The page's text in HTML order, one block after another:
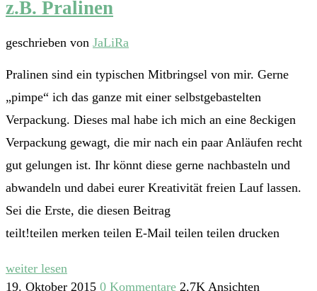
z.B. Pralinen
geschrieben von JaLiRa
Pralinen sind ein typischen Mitbringsel von mir. Gerne
„pimpe“ ich das ganze mit einer selbstgebastelten
Verpackung. Dieses mal habe ich mich an eine 8eckigen
Verpackung gewagt, die mir nach ein paar Anläufen recht
gut gelungen ist. Ihr könnt diese gerne nachbasteln und
abwandeln und dabei eurer Kreativität freien Lauf lassen.
Sei die Erste, die diesen Beitrag
teilt!teilen merken teilen E-Mail teilen teilen drucken
weiter lesen
19. Oktober 2015 0 Kommentare 2,7K Ansichten